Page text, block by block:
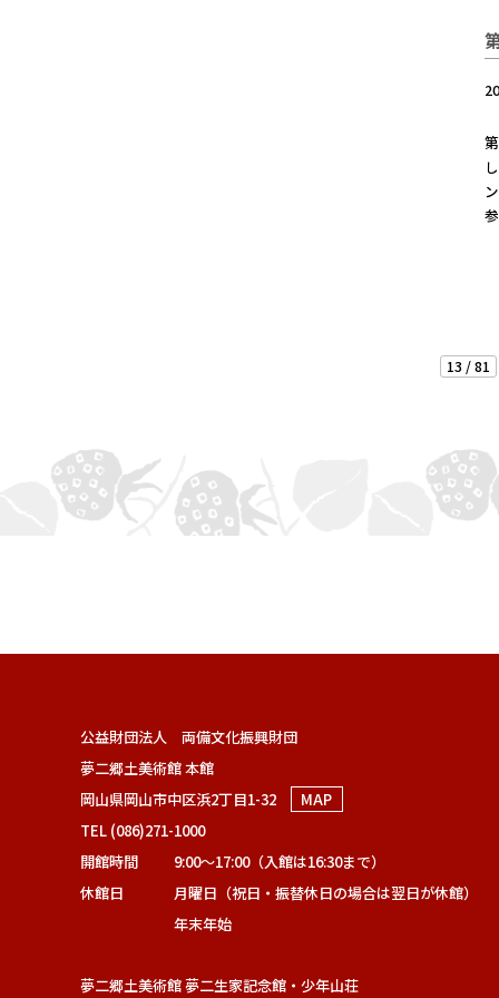
13 / 81
公益財団法人 両備文化振興財団
夢二郷土美術館 本館
岡山県岡山市中区浜2丁目1-32
MAP
TEL (086)271-1000
開館時間
9:00～17:00（入館は16:30まで）
休館日
月曜日（祝日・振替休日の場合は翌日が休館）
年末年始
夢二郷土美術館 夢二生家記念館・少年山荘